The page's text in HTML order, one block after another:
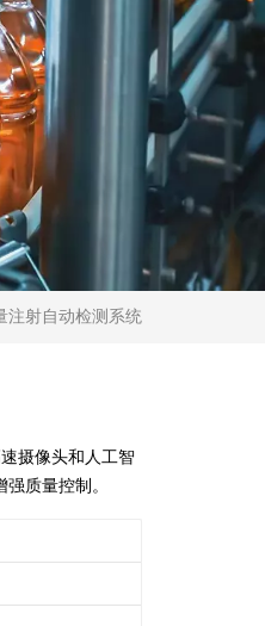
注射自动检测系统
摄像头和人工智
质量控制。